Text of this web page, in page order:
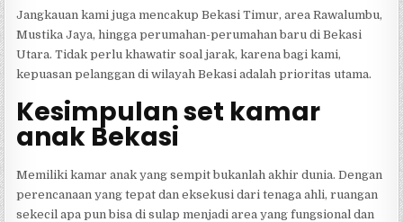
Jangkauan kami juga mencakup Bekasi Timur, area Rawalumbu,
Mustika Jaya, hingga perumahan-perumahan baru di Bekasi
Utara. Tidak perlu khawatir soal jarak, karena bagi kami,
kepuasan pelanggan di wilayah Bekasi adalah prioritas utama.
Kesimpulan set kamar
anak Bekasi
Memiliki kamar anak yang sempit bukanlah akhir dunia. Dengan
perencanaan yang tepat dan eksekusi dari tenaga ahli, ruangan
sekecil apa pun bisa di sulap menjadi area yang fungsional dan